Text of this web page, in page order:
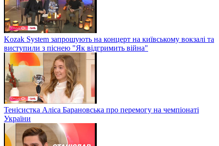
Kozak System запрошують на концерт на київському вокзалі та
виступили з піснею "Як відгримить війна"
Тенісистка Аліса Барановська про перемогу на чемпіонаті
України